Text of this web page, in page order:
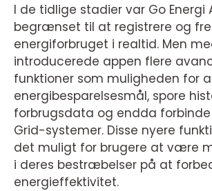
I de tidlige stadier var Go
begrænset til at registrere og
energiforbruget i realtid. Men
introducerede appen flere
funktioner som muligheden for
energibesparelsesmål, spore
forbrugsdata og endda
Grid-systemer. Disse nyere
det muligt for brugere at være
i deres bestræbelser på at
energieffektivitet.